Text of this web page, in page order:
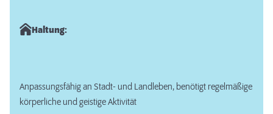
Haltung:
Anpassungsfähig an Stadt- und Landleben, benötigt regelmäßige
körperliche und geistige Aktivität